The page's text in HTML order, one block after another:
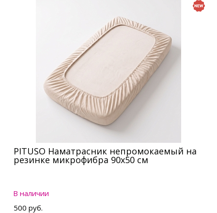
PITUSO Наматрасник непромокаемый на
резинке микрофибра 90х50 см
В наличии
500 руб.